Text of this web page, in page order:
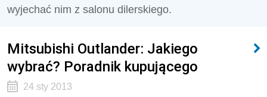
wyjechać nim z salonu dilerskiego.
Mitsubishi Outlander: Jakiego
wybrać? Poradnik kupującego
24 sty 2013